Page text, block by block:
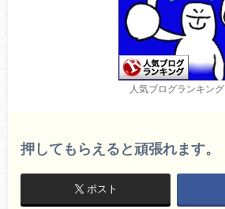
人気ブログランキング
押してもらえると頑張れます。
ポスト